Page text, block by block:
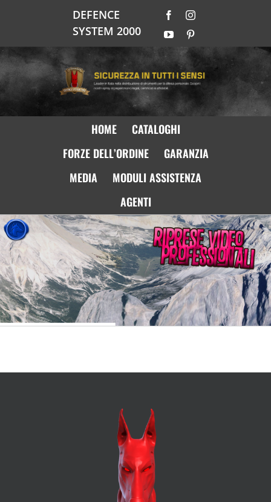
DEFENCE
SYSTEM 2000
FacebookInstagram
YouTubePinterest
HOME
CATALOGHI
FORZE DELL’ORDINE
GARANZIA
MEDIA
MODULI ASSISTENZA
AGENTI